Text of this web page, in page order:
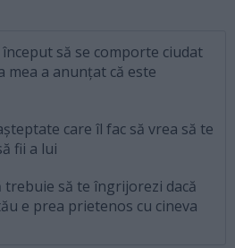
să se comporte ciudat
mea a anunțat că este
care îl fac să vrea să te
fii a lui
trebuie să te îngrijorezi dacă
e prea prietenos cu cineva